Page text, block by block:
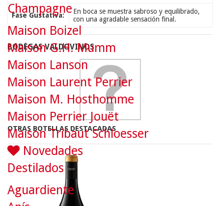
Fase Gustativa:
En boca se muestra sabroso y equilibrado,
con una agradable sensación final.
BODEGAS VALDOVINOS
OTRAS BOTELLAS DESTACADAS
Champagne
Maison Boizel
Maison G.H. Mumm
Maison Lanson
Maison Laurent Perrier
Maison M. Hosthomme
Maison Perrier Jouët
Maison Tribaut Schloesser
Novedades
Destilados
Aguardiente